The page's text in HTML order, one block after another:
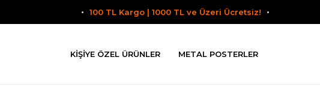
100 TL Kargo | 1000 TL ve Üzeri Ücretsiz!
KIŞIYE ÖZEL ÜRÜNLER METAL POSTERLER